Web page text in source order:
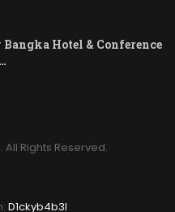
Hotel & Conference
Rights Reserved.
D1ckyb4b3l